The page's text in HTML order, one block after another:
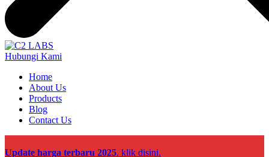
Hubungi Kami
Home
About Us
Products
Blog
Contact Us
Update harga terbaru 2025. klik disini.